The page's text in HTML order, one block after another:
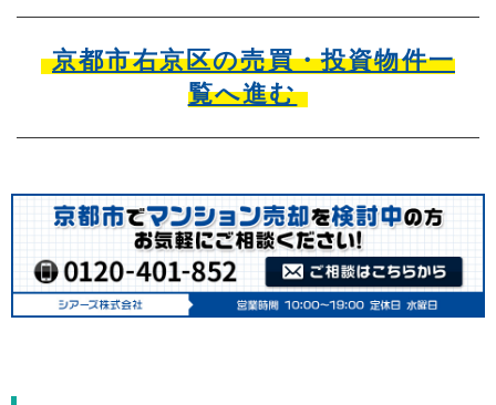
京都市右京区の売買・投資物件一
覧へ進む